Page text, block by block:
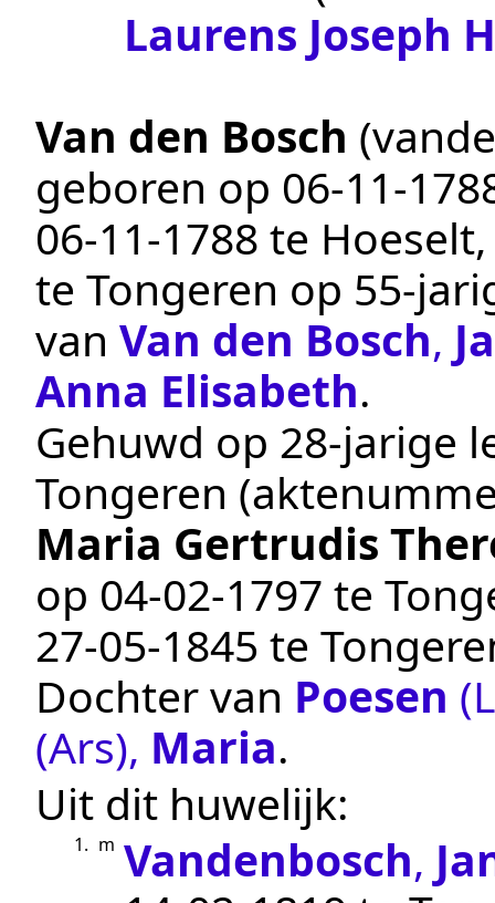
Laurens Joseph
Van den Bosch
geboren op
06‑11‑1788 te Hoeselt
te Tongeren op 55-
van Van den Bosch,
Anna Elisabeth.
Gehuwd op 28-jarige
Tongeren
Maria Gertrudis
op 04‑02‑1797 te
27‑05‑1845 te
Dochter van Poesen
(Ars), Maria.
Uit dit huwelijk:
1. m Vandenbosch,